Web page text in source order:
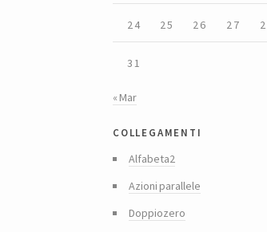
24 25 26 27
31
« Mar
collegamenti
Alfabeta2
Azioni parallele
Doppiozero